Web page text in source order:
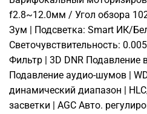
f2.8~12.0мм / Угол обзора
Зум | Подсветка: Smart ИК/
Светочувствительность:
Фильтр | 3D DNR Подавление
Подавление аудио-шумов |
динамический диапазон |
засветки | AGC Авто.